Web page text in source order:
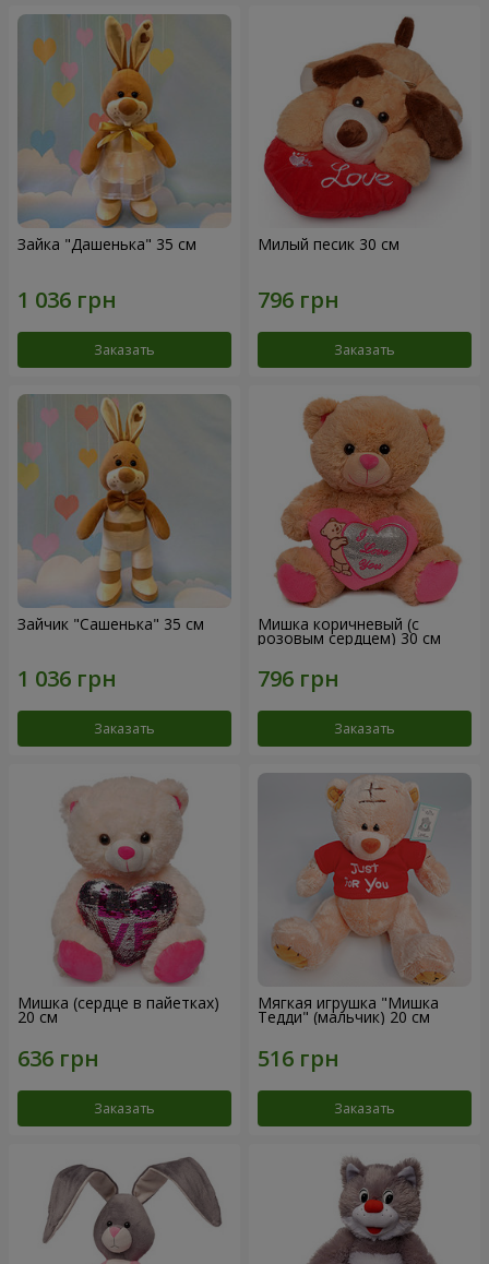
Зайка "Дашенька" 35 см
Заказать
Милый песик 30 см
Заказать
Зайчик "Сашенька" 35 см
Заказать
Мишка коричневый (с
розовым сердцем) 30 см
Заказать
Мишка (сердце в пайетках)
20 см
Заказать
Мягкая игрушка "Мишка
Тедди" (мальчик) 20 см
Заказать